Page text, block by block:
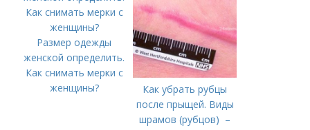
Размер одежды
женской определить.
Как снимать мерки с
женщины?
Как убрать рубцы
после прыщей. Виды
шрамов (рубцов) –